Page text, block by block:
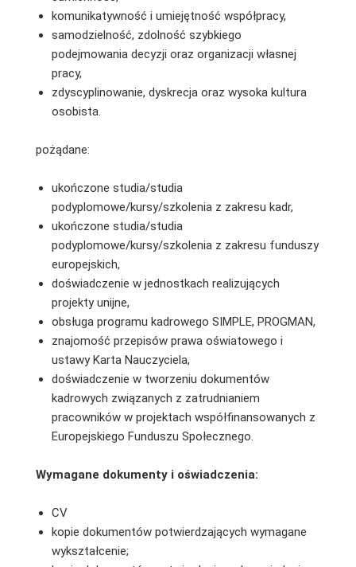
komunikatywność i umiejętność współpracy,
samodzielność, zdolność szybkiego
podejmowania decyzji oraz organizacji własnej
pracy,
zdyscyplinowanie, dyskrecja oraz wysoka kultura
osobista.
pożądane:
ukończone studia/studia
podyplomowe/kursy/szkolenia z zakresu kadr,
ukończone studia/studia
podyplomowe/kursy/szkolenia z zakresu funduszy
europejskich,
doświadczenie w jednostkach realizujących
projekty unijne,
obsługa programu kadrowego SIMPLE, PROGMAN,
znajomość przepisów prawa oświatowego i
ustawy Karta Nauczyciela,
doświadczenie w tworzeniu dokumentów
kadrowych związanych z zatrudnianiem
pracowników w projektach współfinansowanych z
Europejskiego Funduszu Społecznego.
Wymagane dokumenty i oświadczenia:
CV
kopie dokumentów potwierdzających wymagane
wykształcenie;